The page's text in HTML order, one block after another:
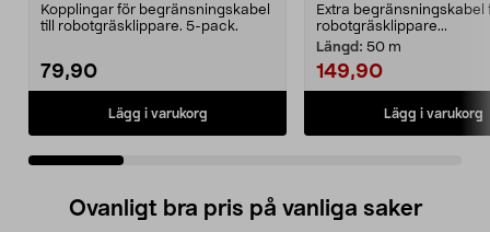
Kopplingar för begränsningskabel
till robotgräsklippare. 5-pack.
79,90
Lägg i varukorg
Extra begränsningskabel
robotgräsklippare...
Längd: 50 m
149,90
Lägg i varukorg
Ovanligt bra pris på vanliga saker